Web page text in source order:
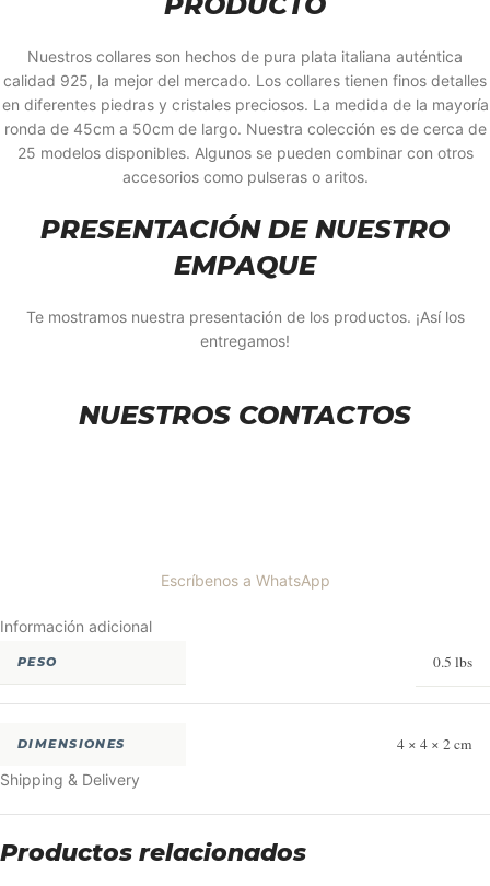
Nuestros collares son hechos de pura plata italiana auténtica
calidad 925, la mejor del mercado. Los collares tienen finos detalles
en diferentes piedras y cristales preciosos. La medida de la mayoría
ronda de 45cm a 50cm de largo. Nuestra colección es de cerca de
25 modelos disponibles. Algunos se pueden combinar con otros
accesorios como pulseras o aritos.
PRESENTACIÓN DE NUESTRO
EMPAQUE
Te mostramos nuestra presentación de los productos. ¡Así los
entregamos!
NUESTROS CONTACTOS
Escríbenos a WhatsApp
Información adicional
PESO 0.5 lbs
DIMENSIONES 4 × 4 × 2 cm
Shipping & Delivery
Productos relacionados